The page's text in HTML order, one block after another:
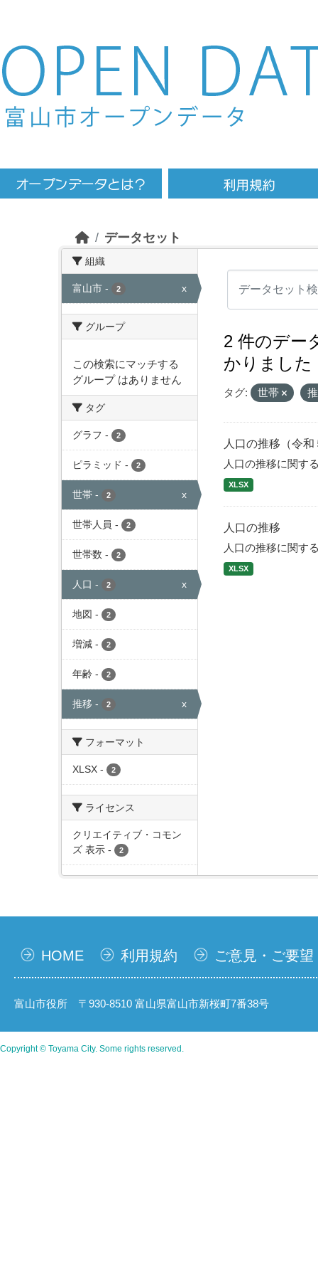
Skip to main content
データセット
組織
富山市 - 2 x
グループ
この検索にマッチする
グループ はありません
タグ
グラフ - 2
ピラミッド - 2
世帯 - 2 x
世帯人員 - 2
世帯数 - 2
人口 - 2 x
地図 - 2
増減 - 2
年齢 - 2
推移 - 2 x
フォーマット
XLSX - 2
ライセンス
クリエイティブ・コモン
ズ 表示 - 2
2 件のデー
かりました
タグ: 世帯
人口の推移（令和
人口の推移に関す
XLSX
人口の推移
人口の推移に関す
XLSX
HOME 利用規約 ご意見・ご要望
富山市役所 〒930-8510 富山県富山市新桜町7番38号
Copyright © Toyama City. Some rights reserved.